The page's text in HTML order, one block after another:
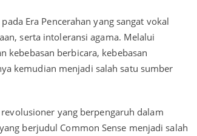
Era Pencerahan yang sangat vokal
serta intoleransi agama. Melalui
kebebasan berbicara, kebebasan
kemudian menjadi salah satu sumber
yang berpengaruh dalam
berjudul Common Sense menjadi salah